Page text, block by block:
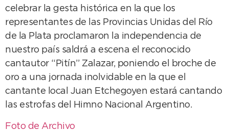
celebrar la gesta histórica en la que los
representantes de las Provincias Unidas del Río
de la Plata proclamaron la independencia de
nuestro país saldrá a escena el reconocido
cantautor “Pitín” Zalazar, poniendo el broche de
oro a una jornada inolvidable en la que el
cantante local Juan Etchegoyen estará cantando
las estrofas del Himno Nacional Argentino.
Foto de Archivo